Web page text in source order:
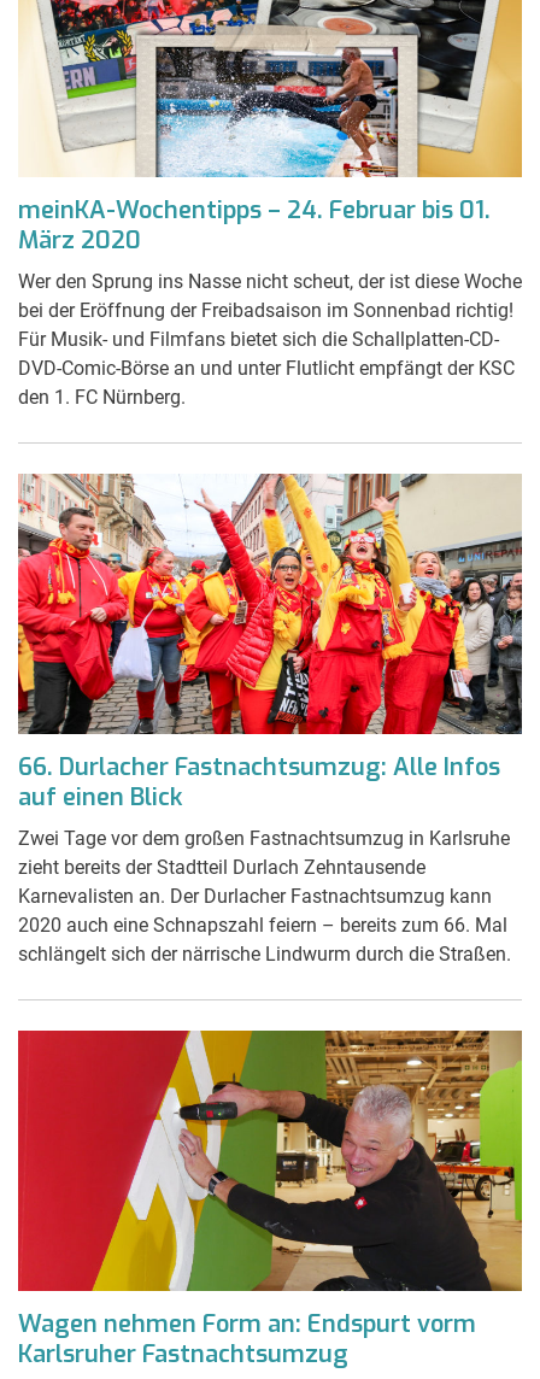
meinKA-Wochentipps – 24. Februar bis 01.
März 2020
Wer den Sprung ins Nasse nicht scheut, der ist diese Woche
bei der Eröffnung der Freibadsaison im Sonnenbad richtig!
Für Musik- und Filmfans bietet sich die Schallplatten-CD-
DVD-Comic-Börse an und unter Flutlicht empfängt der KSC
den 1. FC Nürnberg.
66. Durlacher Fastnachtsumzug: Alle Infos
auf einen Blick
Zwei Tage vor dem großen Fastnachtsumzug in Karlsruhe
zieht bereits der Stadtteil Durlach Zehntausende
Karnevalisten an. Der Durlacher Fastnachtsumzug kann
2020 auch eine Schnapszahl feiern – bereits zum 66. Mal
schlängelt sich der närrische Lindwurm durch die Straßen.
Wagen nehmen Form an: Endspurt vorm
Karlsruher Fastnachtsumzug